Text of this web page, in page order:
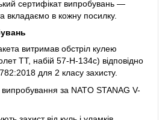
сертифікат випробувань —
вкладаємо в кожну посилку.
витримав обстріл кулею
ТТ, набій 57-Н-134с) відповідно
для 2 класу захисту.
за NATO STANAG V-